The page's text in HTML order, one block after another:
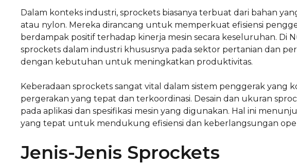
Dalam konteks industri, sprockets biasanya terbuat dari bahan
atau nylon. Mereka dirancang untuk memperkuat efisiensi
berdampak positif terhadap kinerja mesin secara keseluruhan. Di
sprockets dalam industri khususnya pada sektor pertanian dan
dengan kebutuhan untuk meningkatkan produktivitas.
Keberadaan sprockets sangat vital dalam sistem penggerak yang
pergerakan yang tepat dan terkoordinasi. Desain dan ukuran
pada aplikasi dan spesifikasi mesin yang digunakan. Hal ini
yang tepat untuk mendukung efisiensi dan keberlangsungan
Jenis-Jenis Sprockets